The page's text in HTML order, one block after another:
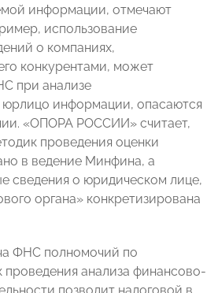
информации, отмечают
использование
о компаниях,
конкурентами, может
при анализе
информации, опасаются
«ОПОРА РОССИИ» считает,
проведения оценки
в ведение Минфина, а
сведения о юридическом лице,
органа» конкретизирована
ФНС полномочий по
проведения анализа финансово-